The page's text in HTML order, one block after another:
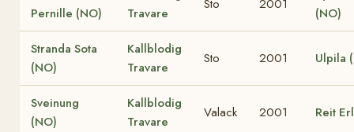
Pernille (NO)
Travare
Sto 2001
(NO)
Stranda Sota
(NO)
Kallblodig
Travare
Sto 2001 Ulpila
Sveinung
(NO)
Kallblodig
Travare
Valack 2001 Reit